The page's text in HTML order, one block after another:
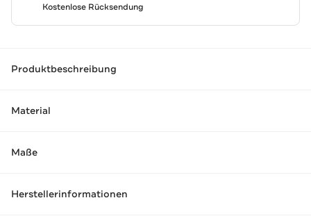
Kostenlose Rücksendung
Produktbeschreibung
Material
Maße
Herstellerinformationen